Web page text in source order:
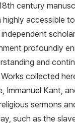
century
highly accessible
profoundly
and
collected
Immanuel Kant,
sermons
such as the